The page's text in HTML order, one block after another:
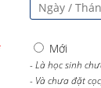
Mới
- Là học sinh
- Và chưa đặt